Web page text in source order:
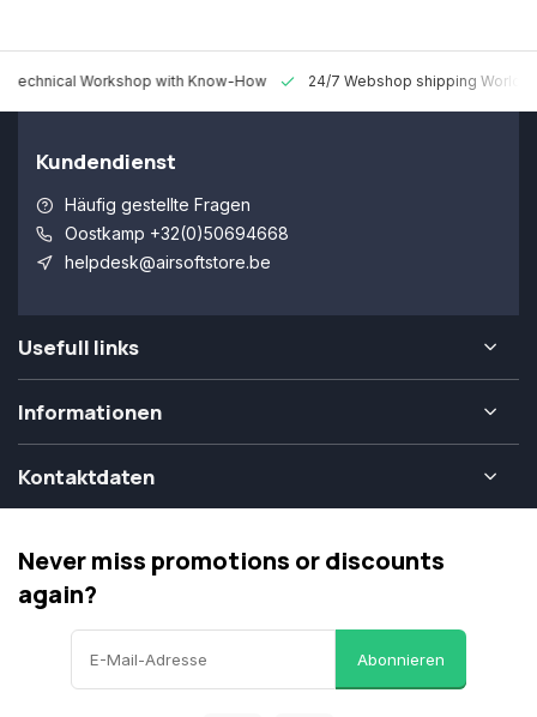
Technical Workshop with Know-How 24/7 Webshop shipping
Kundendienst
Häufig gestellte Fragen
Oostkamp +32(0)50694668
helpdesk@airsoftstore.be
Usefull links
Informationen
Kontaktdaten
Never miss promotions or discounts
again?
Abonnieren